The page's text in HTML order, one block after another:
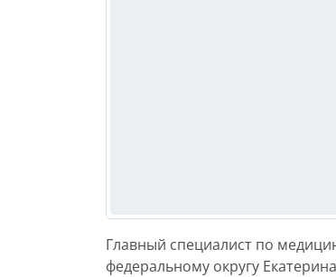
Главный специалист по
федеральному округу